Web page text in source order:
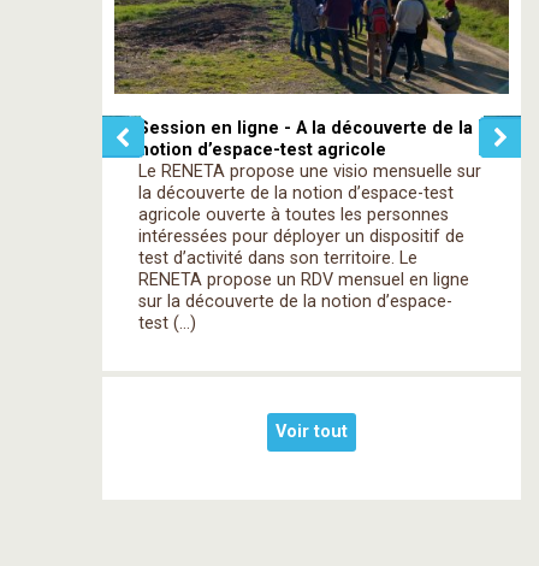
Session en ligne - A la découverte de la
notion d’espace-test agricole
Le RENETA propose une visio mensuelle sur
la découverte de la notion d’espace-test
agricole ouverte à toutes les personnes
intéressées pour déployer un dispositif de
test d’activité dans son territoire. Le
RENETA propose un RDV mensuel en ligne
sur la découverte de la notion d’espace-
test (…)
Voir tout